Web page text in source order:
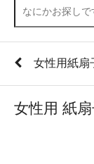
女性用紙扇
女性用 紙